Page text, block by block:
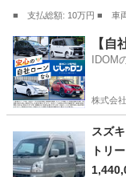
■ 支払総額: 10万円 ■ 車
福岡 古賀市 その
【自
IDOM
株式会
スズ
トリ
ＬＥ